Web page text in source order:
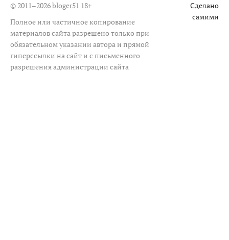
© 2011–2026 bloger51 18+
Полное или частичное копирование
материалов сайта разрешено только при
обязательном указании автора и прямой
гиперссылки на сайт и с письменного
разрешения администрации сайта
Сделано
самими